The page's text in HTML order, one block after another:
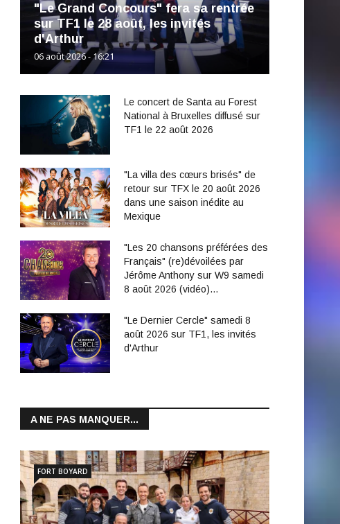
"Le Grand Concours" fera sa rentrée
sur TF1 le 28 août, les invités
d'Arthur
06 août 2026 - 16:21
Le concert de Santa au Forest
National à Bruxelles diffusé sur
TF1 le 22 août 2026
"La villa des cœurs brisés" de
retour sur TFX le 20 août 2026
dans une saison inédite au
Mexique
"Les 20 chansons préférées des
Français" (re)dévoilées par
Jérôme Anthony sur W9 samedi
8 août 2026 (vidéo)…
"Le Dernier Cercle" samedi 8
août 2026 sur TF1, les invités
d'Arthur
A NE PAS MANQUER...
FORT BOYARD